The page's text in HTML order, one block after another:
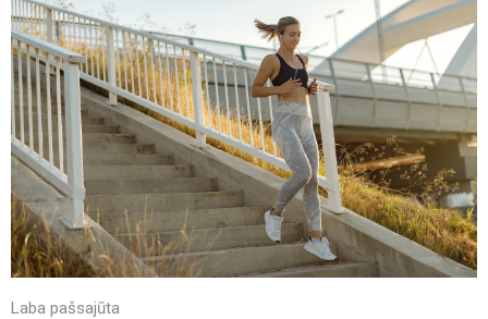
Laba pašsajūta